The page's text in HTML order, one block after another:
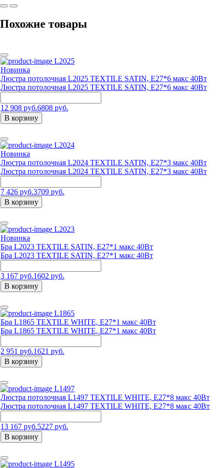
Похожие товары
L2025
Новинка
Люстра потолочная L2025 TEXTILE SATIN, E27*6 макс 40Вт
Люстра потолочная L2025 TEXTILE SATIN, E27*6 макс 40Вт
12 908 руб.6808 руб.
В корзину
L2024
Новинка
Люстра потолочная L2024 TEXTILE SATIN, E27*3 макс 40Вт
Люстра потолочная L2024 TEXTILE SATIN, E27*3 макс 40Вт
7 426 руб.3709 руб.
В корзину
L2023
Новинка
Бра L2023 TEXTILE SATIN, E27*1 макс 40Вт
Бра L2023 TEXTILE SATIN, E27*1 макс 40Вт
3 167 руб.1602 руб.
В корзину
L1865
Бра L1865 TEXTILE WHITE, Е27*1 макс 40Вт
Бра L1865 TEXTILE WHITE, Е27*1 макс 40Вт
2 951 руб.1621 руб.
В корзину
L1497
Люстра потолочная L1497 TEXTILE WHITE, E27*8 макс 40Вт
Люстра потолочная L1497 TEXTILE WHITE, E27*8 макс 40Вт
13 167 руб.5227 руб.
В корзину
L1495